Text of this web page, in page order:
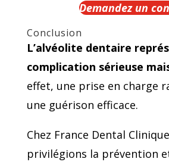
Demandez un
Conclusion
L’alvéolite dentaire
complication sérieuse
effet, une prise en charge
une guérison efficace.
Chez France Dental
privilégions la prévention